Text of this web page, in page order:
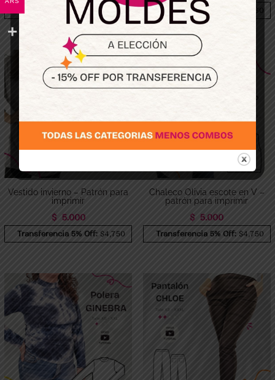
Transferencia 5% Off: $4,560 Transferencia 5% Off: $4,560
Vestido invierno – Patrón para
imprimir
$ 5.000
Transferencia 5% Off: $4,750
Chaleco Olivia escote en V –
patrón para imprimir
$ 5.000
Transferencia 5% Off: $4,750